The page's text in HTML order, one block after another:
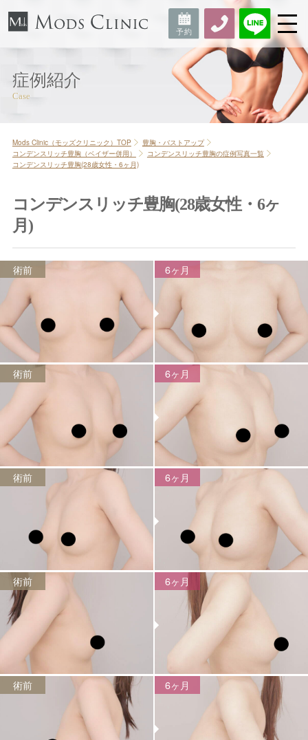
症例紹介
Mods Clinic（モッズクリニック）TOP
豊胸・バストアップ
コンデンスリッチ豊胸（ベイザー併用）
コンデンスリッチ豊胸の症例写真一覧
コンデンスリッチ豊胸(28歳女性・6ヶ月)
コンデンスリッチ豊胸(28歳女性・6ヶ
月)
術前 6ヶ月
術前 6ヶ月
術前 6ヶ月
術前 6ヶ月
術前 6ヶ月